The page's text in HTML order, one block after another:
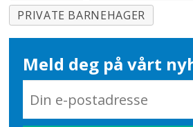
PRIVATE BARNEHAGER
Meld deg på vårt